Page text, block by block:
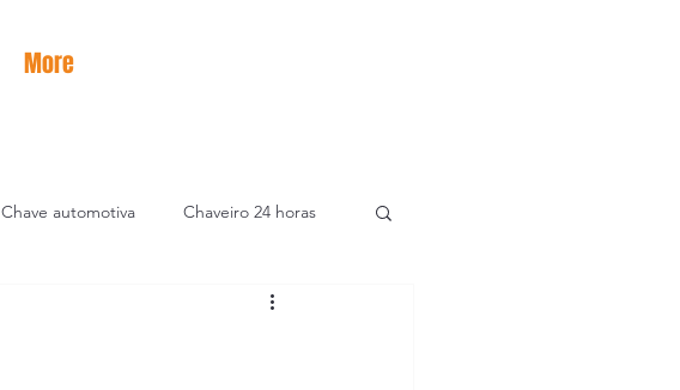
More
Chave automotiva Chaveiro 24 horas